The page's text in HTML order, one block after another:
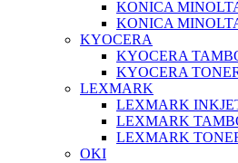
KONICA
KONICA
KYOCERA
KYOCERA
KYOCERA
LEXMARK
LEXMARK
LEXMARK
LEXMARK
OKI